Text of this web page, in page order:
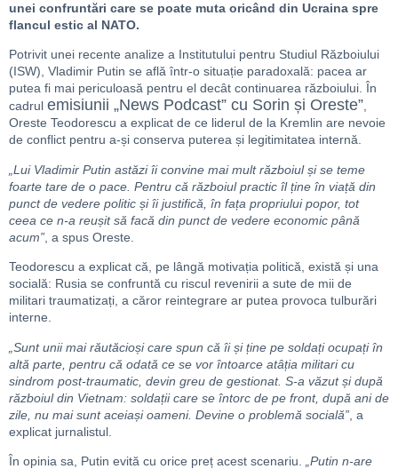
unei confruntări care se poate muta oricând din Ucraina spre
flancul estic al NATO.
Potrivit unei recente analize a Institutului pentru Studiul Războiului
(ISW), Vladimir Putin se află într-o situație paradoxală: pacea ar
putea fi mai periculoasă pentru el decât continuarea războiului. În
cadrul emisiunii „News Podcast” cu Sorin și Oreste”,
Oreste Teodorescu a explicat de ce liderul de la Kremlin are nevoie
de conflict pentru a-și conserva puterea și legitimitatea internă.
„Lui Vladimir Putin astăzi îi convine mai mult războiul și se teme
foarte tare de o pace. Pentru că războiul practic îl ține în viață din
punct de vedere politic și îi justifică, în fața propriului popor, tot
ceea ce n-a reușit să facă din punct de vedere economic până
acum” , a spus Oreste.
Teodorescu a explicat că, pe lângă motivația politică, există și una
socială: Rusia se confruntă cu riscul revenirii a sute de mii de
militari traumatizați, a căror reintegrare ar putea provoca tulburări
interne.
„Sunt unii mai răutăcioși care spun că îi și ține pe soldați ocupați în
altă parte, pentru că odată ce se vor întoarce atâția militari cu
sindrom post-traumatic, devin greu de gestionat. S-a văzut și după
războiul din Vietnam: soldații care se întorc de pe front, după ani de
zile, nu mai sunt aceiași oameni. Devine o problemă socială” , a
explicat jurnalistul.
În opinia sa, Putin evită cu orice preț acest scenariu.
„Putin n-are